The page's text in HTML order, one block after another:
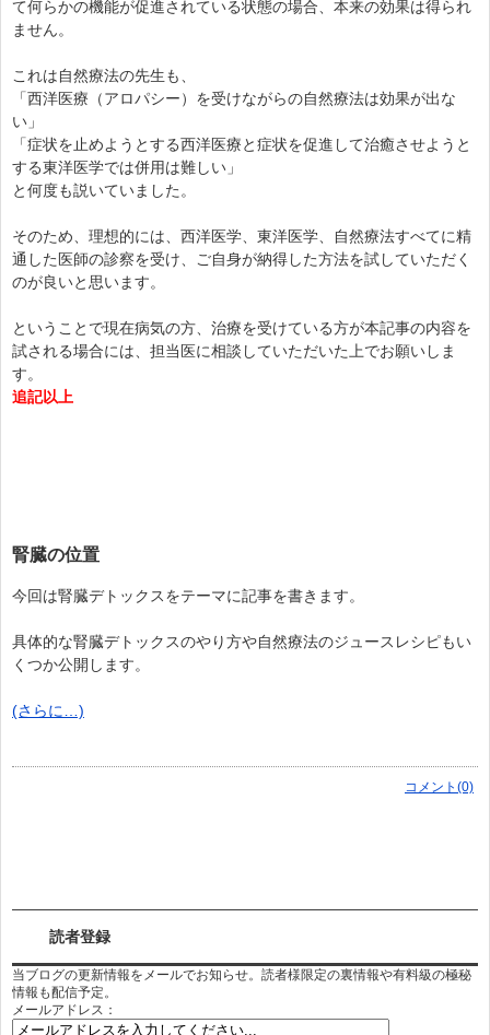
て何らかの機能が促進されている状態の場合、本来の効果は得られ
ません。
これは自然療法の先生も、
「西洋医療（アロパシー）を受けながらの自然療法は効果が出な
い」
「症状を止めようとする西洋医療と症状を促進して治癒させようと
する東洋医学では併用は難しい」
と何度も説いていました。
そのため、理想的には、西洋医学、東洋医学、自然療法すべてに精
通した医師の診察を受け、ご自身が納得した方法を試していただく
のが良いと思います。
ということで現在病気の方、治療を受けている方が本記事の内容を
試される場合には、担当医に相談していただいた上でお願いしま
す。
追記以上
腎臓の位置
今回は腎臓デトックスをテーマに記事を書きます。
具体的な腎臓デトックスのやり方や自然療法のジュースレシピもい
くつか公開します。
(さらに…)
コメント(0)
読者登録
当ブログの更新情報をメールでお知らせ。読者様限定の裏情報や有料級の極秘
情報も配信予定。
メールアドレス：